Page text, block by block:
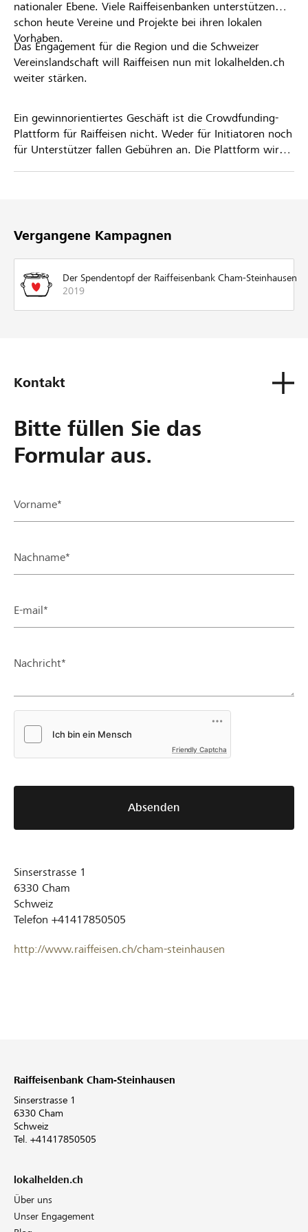
nationaler Ebene. Viele Raiffeisenbanken unterstützen
schon heute Vereine und Projekte bei ihren lokalen
Vorhaben.
Das Engagement für die Region und die Schweizer
Vereinslandschaft will Raiffeisen nun mit lokalhelden.ch
weiter stärken.
Ein gewinnorientiertes Geschäft ist die Crowdfunding-
Plattform für Raiffeisen nicht. Weder für Initiatoren noch
für Unterstützer fallen Gebühren an. Die Plattform wird
Vergangene Kampagnen
Der Spendentopf der Raiffeisenbank Cham-Steinhausen
2019
Kontakt
Bitte füllen Sie das
Formular aus.
Vorname*
Nachname*
E-mail*
Nachricht*
Friendly Captcha
Absenden
Sinserstrasse 1
6330 Cham
Schweiz
Telefon +41417850505
http://www.raiffeisen.ch/cham-steinhausen
Raiffeisenbank Cham-Steinhausen
Sinserstrasse 1
6330 Cham
Schweiz
Tel. +41417850505
lokalhelden.ch
Über uns
Unser Engagement